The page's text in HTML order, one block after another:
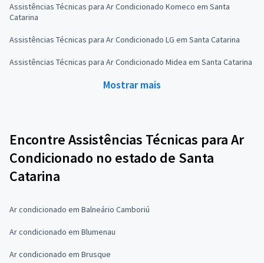
Assistências Técnicas para Ar Condicionado Komeco em Santa
Catarina
Assistências Técnicas para Ar Condicionado LG em Santa Catarina
Assistências Técnicas para Ar Condicionado Midea em Santa Catarina
Mostrar mais
Encontre Assistências Técnicas para Ar
Condicionado no estado de Santa
Catarina
Ar condicionado em Balneário Camboriú
Ar condicionado em Blumenau
Ar condicionado em Brusque